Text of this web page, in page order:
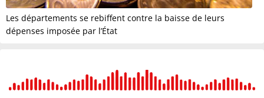
Les départements se rebiffent contre la baisse de leurs
dépenses imposée par l’État